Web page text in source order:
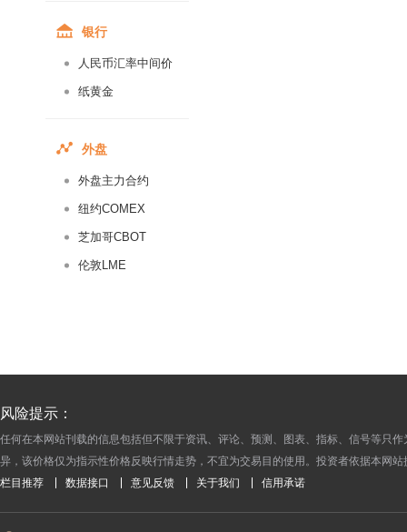
银行
人民币汇率中间价
纸黄金
外盘
外盘主力合约
纽约COMEX
芝加哥CBOT
伦敦LME
2016-04-07
2016-04-01
2016-03-31
风险提示：
任何在本网站刊载的信息包括但不限于资讯、评论、预测、图表、指标、信号等只
异，该价格仅为指示性价格反映行情走势，不宜为交易目的使用。投资者依据本网
栏目推荐 数据接口 意见反馈 关于我们 信用承诺